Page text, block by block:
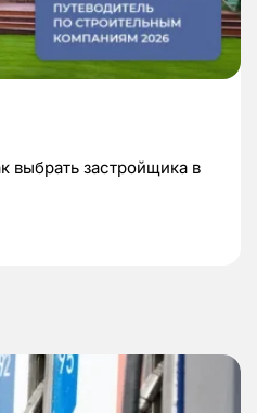
выбрать застройщика в